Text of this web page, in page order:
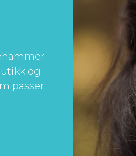
og
passer